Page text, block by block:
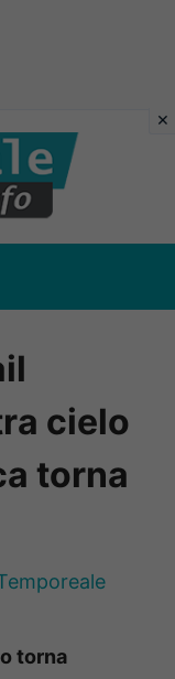
cielo
torna
torna